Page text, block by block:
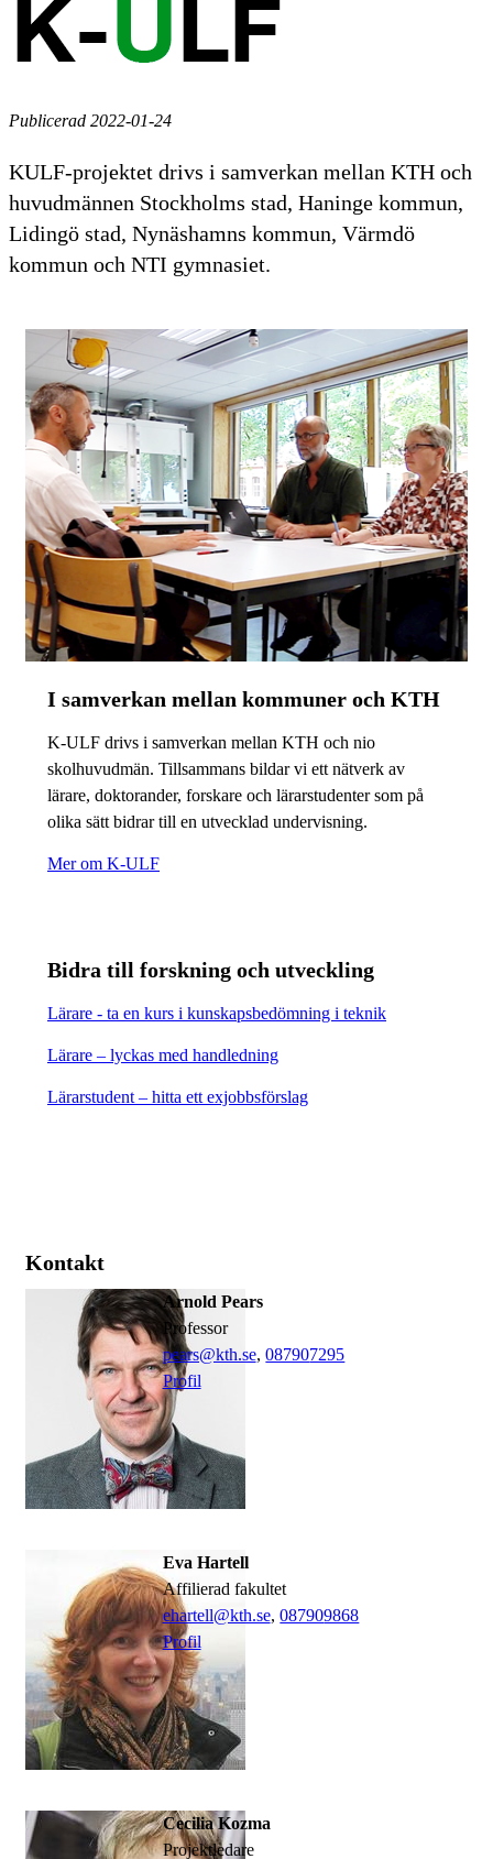
Publicerad 2022-01-24
KULF-projektet drivs i samverkan mellan KTH och
huvudmännen Stockholms stad, Haninge kommun,
Lidingö stad, Nynäshamns kommun, Värmdö
kommun och NTI gymnasiet.
I samverkan mellan kommuner och KTH
K-ULF drivs i samverkan mellan KTH och nio
skolhuvudmän. Tillsammans bildar vi ett nätverk av
lärare, doktorander, forskare och lärarstudenter som på
olika sätt bidrar till en utvecklad undervisning.
Mer om K-ULF
Bidra till forskning och utveckling
Lärare - ta en kurs i kunskapsbedömning i teknik
Lärare – lyckas med handledning
Lärarstudent – hitta ett exjobbsförslag
Kontakt
Arnold Pears
professor
pears@kth.se,087907295
Profil
Eva Hartell
affilierad fakultet
ehartell@kth.se,087909868
Profil
Cecilia Kozma
Projektledare